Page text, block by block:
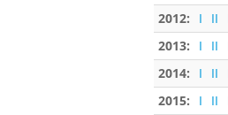
2012:
I II
2013:
I II
2014:
I II
2015:
I II